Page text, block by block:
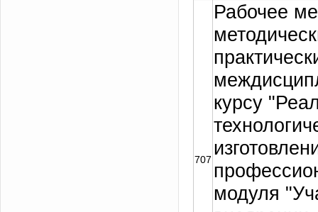
707
Рабочее
курсу
модуля